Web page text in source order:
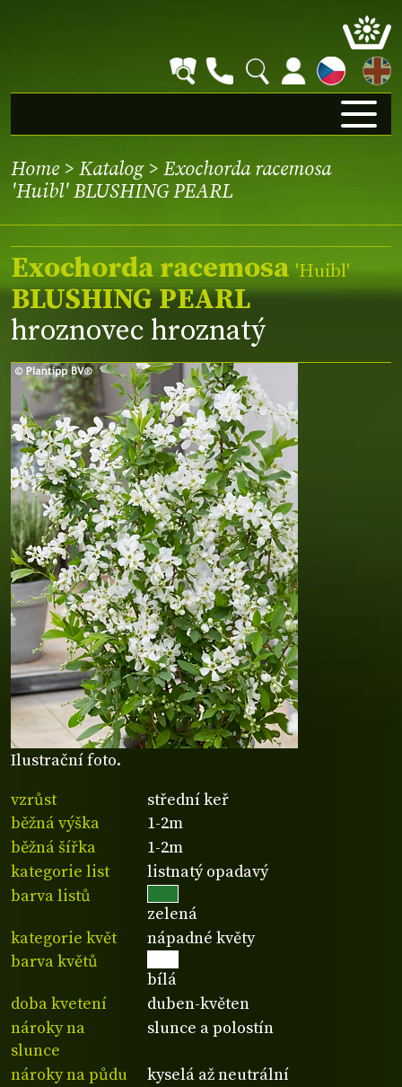
EN
Home > Katalog> Exochorda racemosa
'Huibl' BLUSHING PEARL
Ilustrační foto.
Exochorda racemosa 'Huibl'
BLUSHING PEARL
hroznovec hroznatý
vzrůst
střední keř
běžná výška
1-2m
běžná šířka
1-2m
kategorie list
listnatý opadavý
barva listů
zelená
kategorie květ
nápadné květy
barva květů
bílá
doba kvetení
duben-květen
nároky na
slunce
slunce a polostín
nároky na půdu
kyselá až neutrální